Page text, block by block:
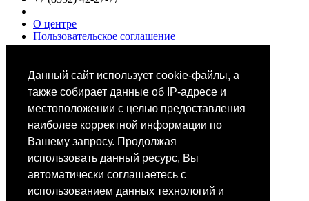
Данный сайт использует cookie-файлы, а
также собирает данные об IP-адресе и
местоположении с целью предоставления
наиболее корректной информации по
Вашему запросу. Продолжая
использовать данный ресурс, Вы
автоматически соглашаетесь с
использованием данных технологий и
О центре
Пользовательское соглашение
Политики конфиденциальности
Специалисты
Выбор звезд
Мобильное приложение